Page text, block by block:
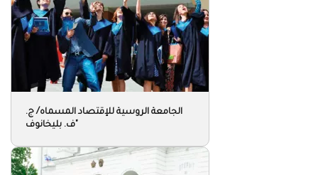
الجامعة الروسية للإقتصاد المسماه/ ج.
ف. بليخانوف"